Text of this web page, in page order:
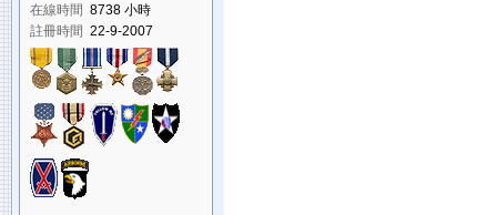
在線時間 8738 小時
註冊時間 22-9-2007